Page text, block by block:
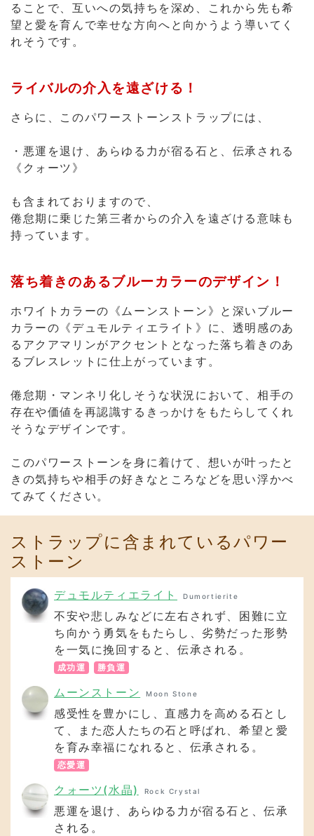
ることで、互いへの気持ちを深め、これから先も希
望と愛を育んで幸せな方向へと向かうよう導いてく
れそうです。
ライバルの介入を遠ざける！
さらに、このパワーストーンストラップには、
・悪運を退け、あらゆる力が宿る石と、伝承される
《クォーツ》
も含まれておりますので、
倦怠期に乗じた第三者からの介入を遠ざける意味も
持っています。
落ち着きのあるブルーカラーのデザイン！
ホワイトカラーの《ムーンストーン》と深いブルー
カラーの《デュモルティエライト》に、透明感のあ
るアクアマリンがアクセントとなった落ち着きのあ
るブレスレットに仕上がっています。
倦怠期・マンネリ化しそうな状況において、相手の
存在や価値を再認識するきっかけをもたらしてくれ
そうなデザインです。
このパワーストーンを身に着けて、想いが叶ったと
きの気持ちや相手の好きなところなどを思い浮かべ
てみてください。
ストラップに含まれているパワー
ストーン
デュモルティエライト Dumortierite
不安や悲しみなどに左右されず、困難に立
ち向かう勇気をもたらし、劣勢だった形勢
を一気に挽回すると、伝承される。
成功運 勝負運
ムーンストーン Moon Stone
感受性を豊かにし、直感力を高める石とし
て、また恋人たちの石と呼ばれ、希望と愛
を育み幸福になれると、伝承される。
恋愛運
クォーツ(水晶) Rock Crystal
悪運を退け、あらゆる力が宿る石と、伝承
される。